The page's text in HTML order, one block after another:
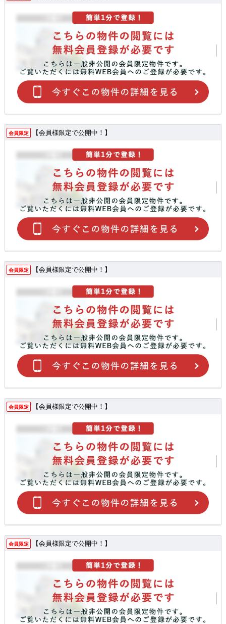
会員限定 【会員様限定で公開中！】
会員限定 【会員様限定で公開中！】
会員限定 【会員様限定で公開中！】
会員限定 【会員様限定で公開中！】